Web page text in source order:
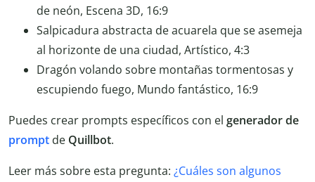
de neón, Escena 3D, 16:9
Salpicadura abstracta de acuarela que se asemeja
al horizonte de una ciudad, Artístico, 4:3
Dragón volando sobre montañas tormentosas y
escupiendo fuego, Mundo fantástico, 16:9
Puedes crear prompts específicos con el generador de
prompt de Quillbot.
Leer más sobre esta pregunta: ¿Cuáles son algunos